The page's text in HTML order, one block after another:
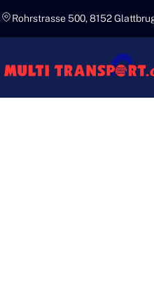
Rohrstrasse 500, 8152